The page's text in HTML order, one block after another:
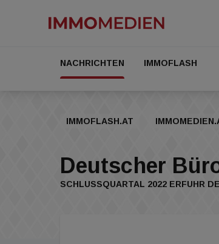
NACHRICHTEN IMMOFLASH
IMMOFLASH.AT
Deutscher
SCHLUSSQUARTAL 2022 ERFUHR